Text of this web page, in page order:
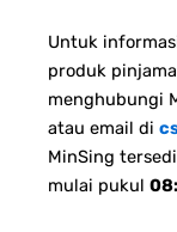
Untuk
produk
menghubungi
atau email di
MinSing
mulai pukul